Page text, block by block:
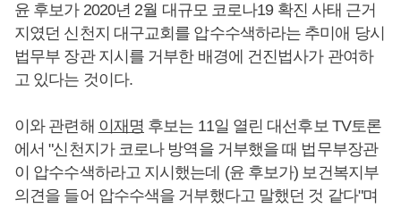
윤 후보가 2020년 2월 대규모 코로나19 확진 사태 근거
지였던 신천지 대구교회를 압수수색하라는 추미애 당시
법무부 장관 지시를 거부한 배경에 건진법사가 관여하
고 있다는 것이다.
이와 관련해 이재명 후보는 11일 열린 대선후보 TV토론
에서 "신천지가 코로나 방역을 거부했을 때 법무부장관
이 압수수색하라고 지시했는데 (윤 후보가) 보건복지부
의견을 들어 압수수색을 거부했다고 말했던 것 같다"며